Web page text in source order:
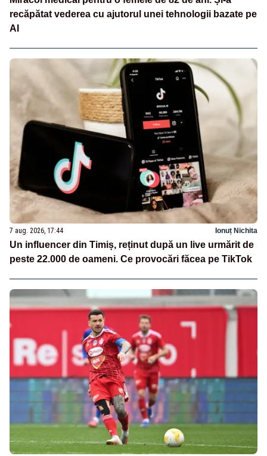
recăpătat vederea cu ajutorul unei tehnologii bazate pe
AI
7 aug. 2026, 17:44 Ionuț Nichita
Un influencer din Timiș, reținut după un live urmărit de
peste 22.000 de oameni. Ce provocări făcea pe TikTok